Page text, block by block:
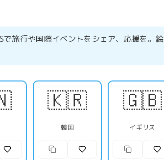
旅行や国際イベントをシェア、応援を。
🇰🇷
韓国
🇬🇧
イギリス